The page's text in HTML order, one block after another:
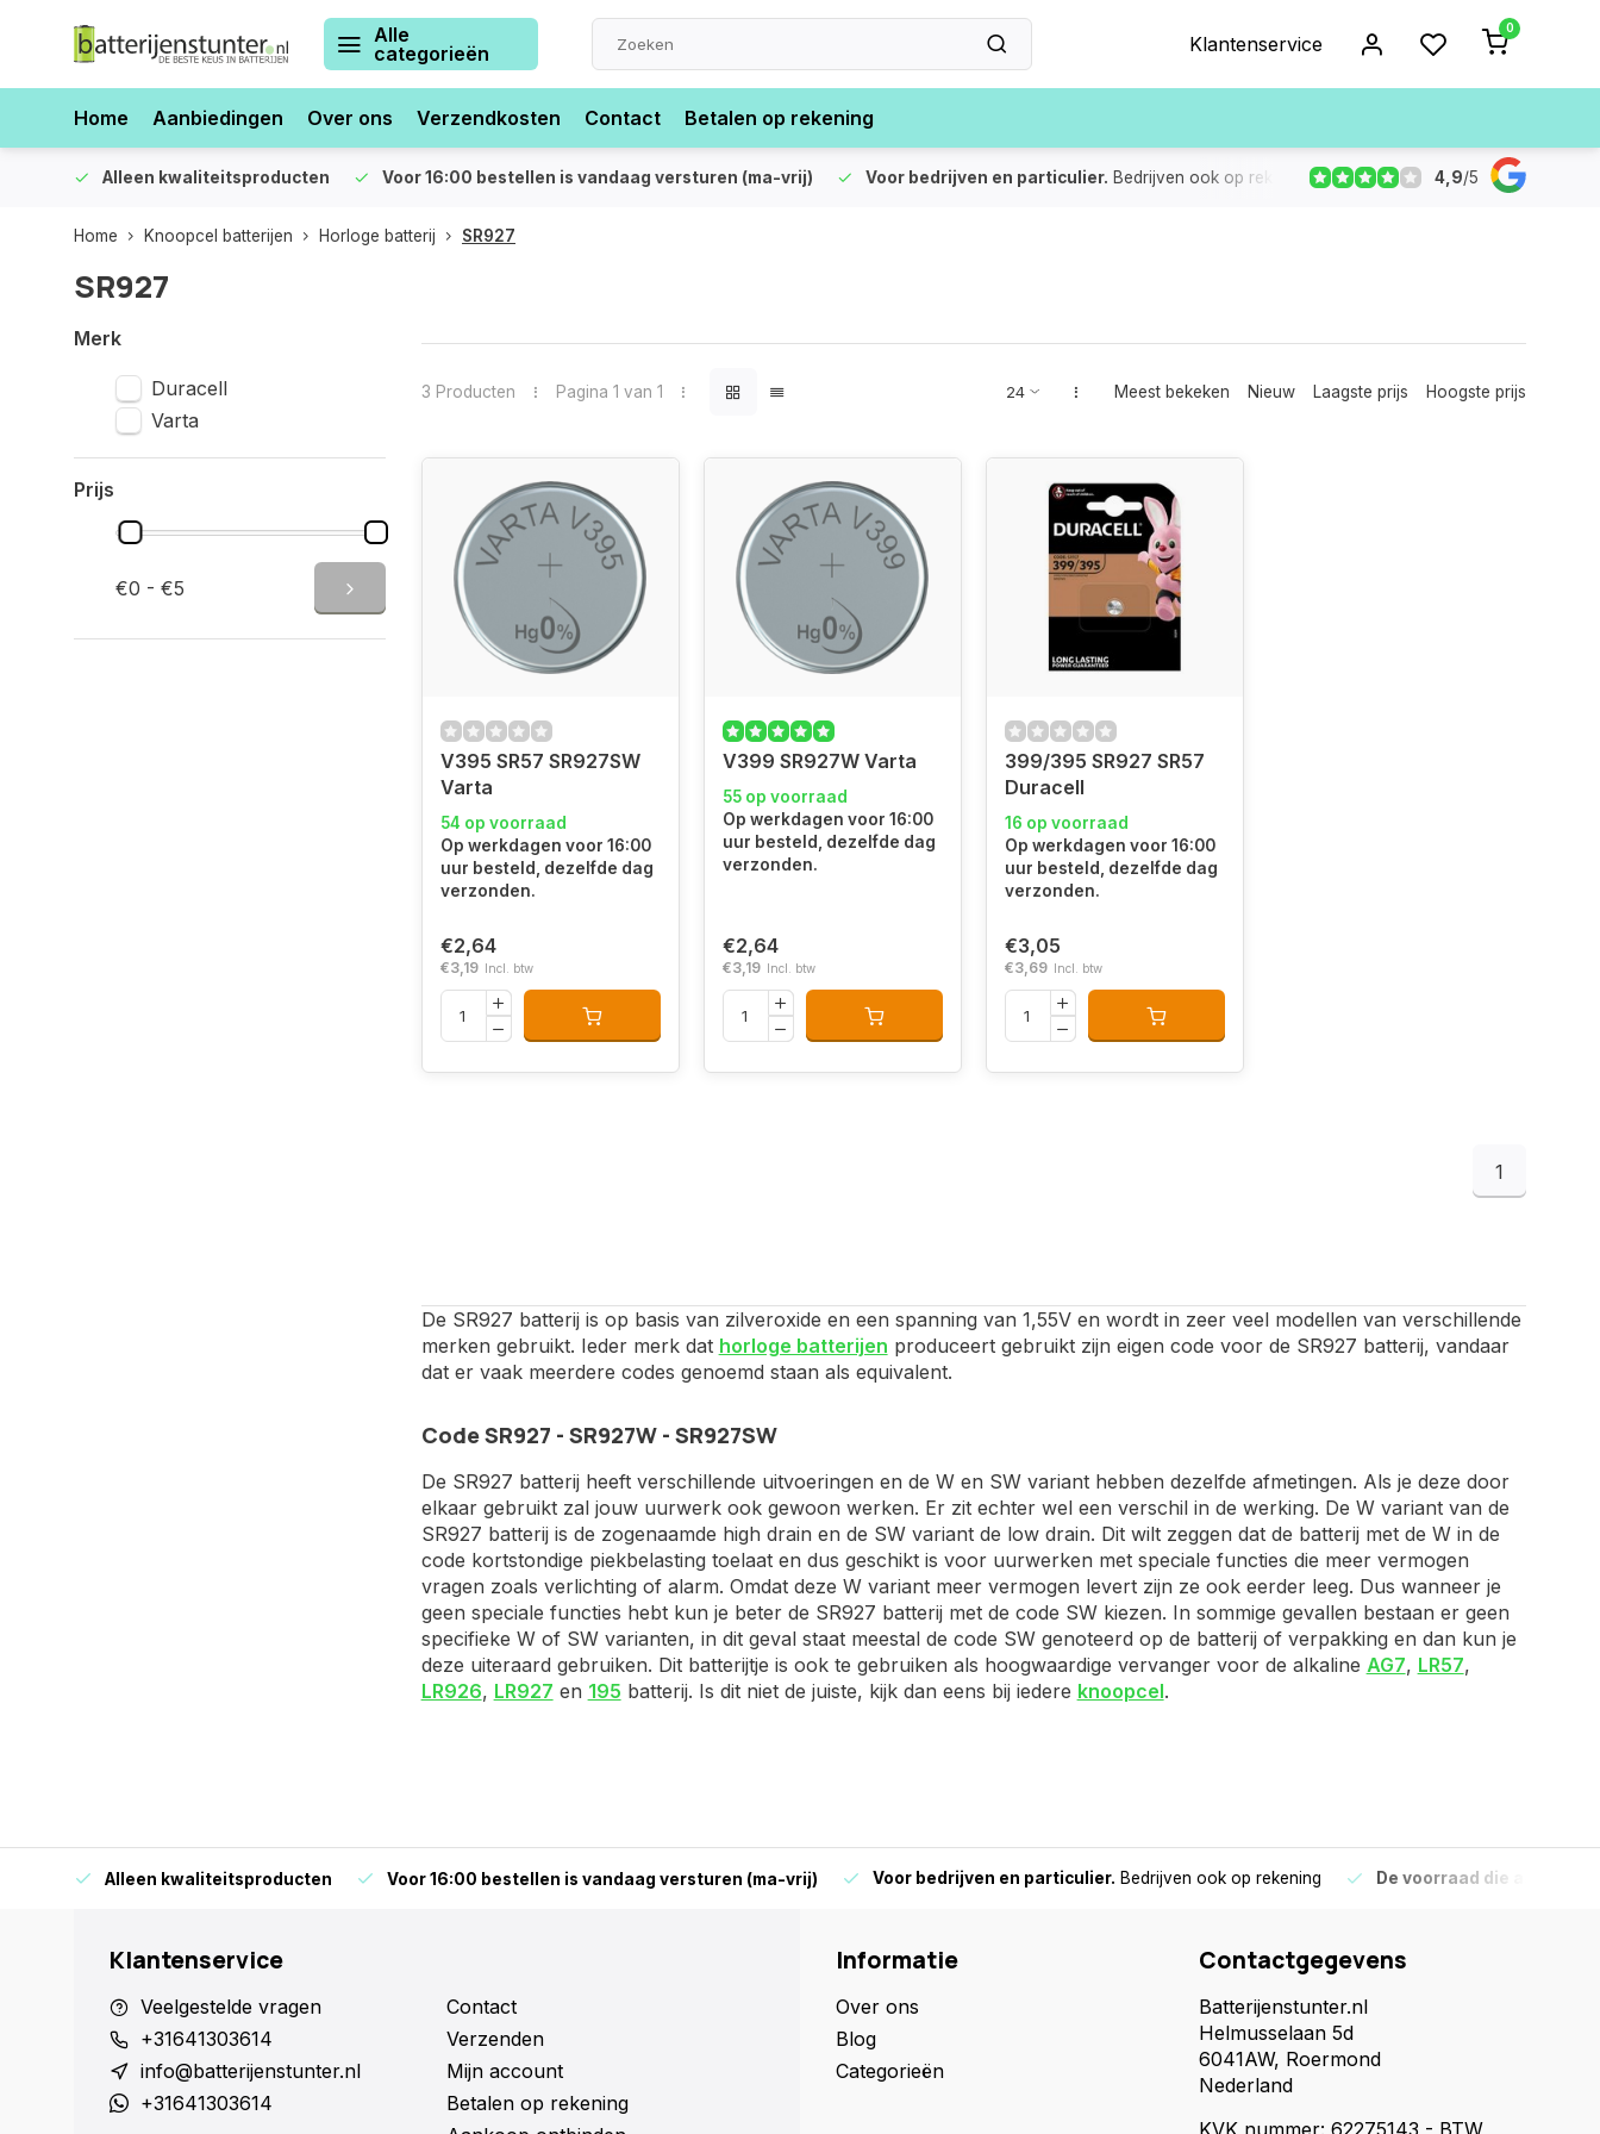
Alle
categorieën
Klantenservice
0
Home Aanbiedingen Over ons Verzendkosten Contact Betalen op rekening
Alleen kwaliteitsproducten Voor 16:00 bestellen is vandaag versturen (ma-vrij) Voor bedrijven en particulier. Bedrijven ook op rekening De voorraad die
4,9/5
Home Knoopcel batterijen Horloge batterij SR927
SR927
Merk
Duracell
Varta
Prijs
€0 - €5
3 Producten Pagina 1 van 1 Meest bekeken Nieuw Laagste prijs Hoogste prijs
V395 SR57 SR927SW
Varta
54 op voorraad
Op werkdagen voor 16:00
uur besteld, dezelfde dag
verzonden.
€2,64
€3,19 Incl. btw
V399 SR927W Varta
55 op voorraad
Op werkdagen voor 16:00
uur besteld, dezelfde dag
verzonden.
€2,64
€3,19 Incl. btw
399/395 SR927 SR57
Duracell
16 op voorraad
Op werkdagen voor 16:00
uur besteld, dezelfde dag
verzonden.
€3,05
€3,69 Incl. btw
1
De SR927 batterij is op basis van zilveroxide en een spanning van 1,55V en wordt in zeer veel modellen van verschillende
merken gebruikt. Ieder merk dat horloge batterijen produceert gebruikt zijn eigen code voor de SR927 batterij, vandaar
dat er vaak meerdere codes genoemd staan als equivalent.
Code SR927 - SR927W - SR927SW
De SR927 batterij heeft verschillende uitvoeringen en de W en SW variant hebben dezelfde afmetingen. Als je deze door
elkaar gebruikt zal jouw uurwerk ook gewoon werken. Er zit echter wel een verschil in de werking. De W variant van de
SR927 batterij is de zogenaamde high drain en de SW variant de low drain. Dit wilt zeggen dat de batterij met de W in de
code kortstondige piekbelasting toelaat en dus geschikt is voor uurwerken met speciale functies die meer vermogen
vragen zoals verlichting of alarm. Omdat deze W variant meer vermogen levert zijn ze ook eerder leeg. Dus wanneer je
geen speciale functies hebt kun je beter de SR927 batterij met de code SW kiezen. In sommige gevallen bestaan er geen
specifieke W of SW varianten, in dit geval staat meestal de code SW genoteerd op de batterij of verpakking en dan kun je
deze uiteraard gebruiken. Dit batterijtje is ook te gebruiken als hoogwaardige vervanger voor de alkaline AG7, LR57,
LR926, LR927 en 195 batterij. Is dit niet de juiste, kijk dan eens bij iedere knoopcel.
Alleen kwaliteitsproducten Voor 16:00 bestellen is vandaag versturen (ma-vrij) Voor bedrijven en particulier. Bedrijven ook op rekening De voorraad die
Klantenservice
Veelgestelde vragen
+31641303614
info@batterijenstunter.nl
+31641303614
Contact
Verzenden
Mijn account
Betalen op rekening
Informatie
Over ons
Blog
Categorieën
Contactgegevens
Batterijenstunter.nl
Helmusselaan 5d
6041AW, Roermond
Nederland
KVK nummer: 62275143 - BTW